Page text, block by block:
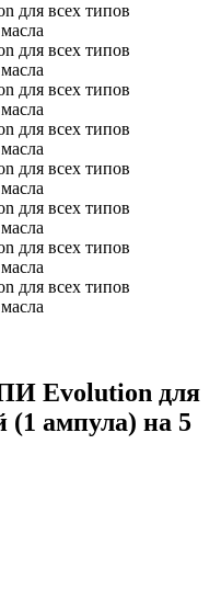
Evolution для
(1 ампула) на 5